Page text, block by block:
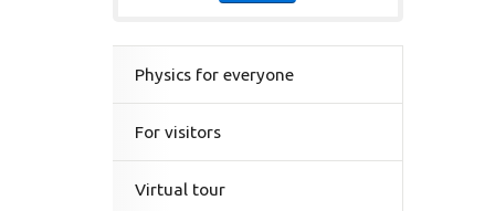
Physics for everyone
For visitors
Virtual tour